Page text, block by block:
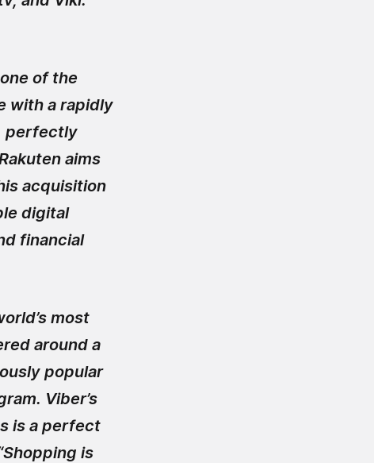
of the
with a rapidly
perfectly
aims
acquisition
digital
financial
most
around a
popular
Viber’s
is a perfect
is